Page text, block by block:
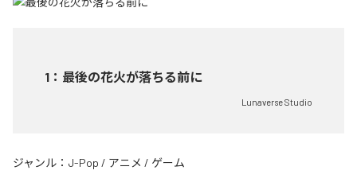
1 ： 最後の花火が落ちる前に
Lunaverse Studio
ジャンル： J-Pop / アニメ / ゲーム